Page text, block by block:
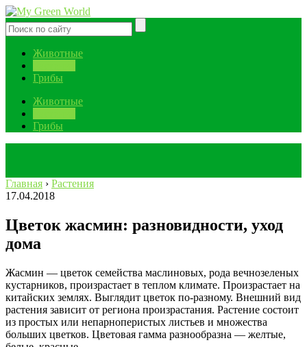
Животные
Грибы
Животные
Грибы
Главная › Растения
17.04.2018
Цветок жасмин: разновидности, уход
дома
Жасмин — цветок семейства маслиновых, рода вечнозеленых
кустарников, произрастает в теплом климате. Произрастает на
китайских землях. Выглядит цветок по-разному. Внешний вид
растения зависит от региона произрастания. Растение состоит
из простых или непарноперистых листьев и множества
больших цветков. Цветовая гамма разнообразна — желтые,